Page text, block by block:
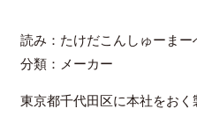
読み：たけだこんしゅーまー
分類：メーカー
東京都千代田区に本社をおく